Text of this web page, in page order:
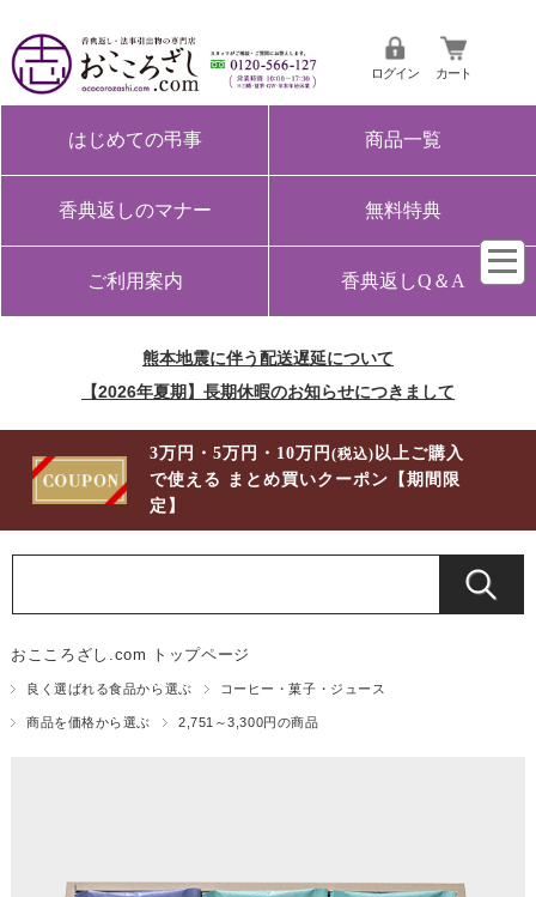
ログイン カート
はじめての弔事 商品一覧
香典返しのマナー 無料特典
ご利用案内 香典返しQ＆A
熊本地震に伴う配送遅延について
【2026年夏期】長期休暇のお知らせにつきまして
3万円・5万円・10万円(税込) 以上ご購入
で使える まとめ買いクーポン【期間限
定】
おこころざし.com トップページ
良く選ばれる食品から選ぶ コーヒー・菓子・ジュース
商品を価格から選ぶ 2,751～3,300円の商品